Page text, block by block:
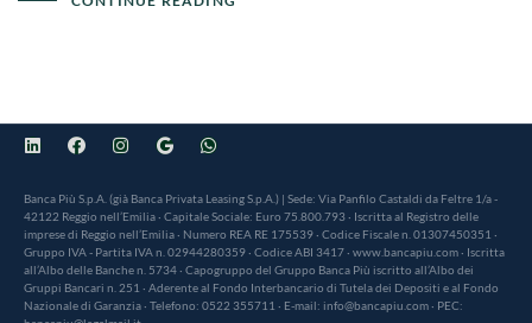
Banca Più S.p.A. (già Banca Privata Leasing S.p.A.) | Sede: Via Panfilo Castaldi da Feltre 1/a -
42122 Reggio nell’Emilia · Capitale Sociale: Euro 75.800.793 · Iscritta al Registro delle
imprese di Reggio nell’Emilia · Numero REA RE 175539 · Codice Fiscale n. 01307450351 ·
Gruppo IVA - Partita IVA n. 02944280359 · Codice ABI 3417 · www.bancapiu.com · Iscritta
all’Albo delle Banche n. 5734 · Capogruppo del Gruppo Banca Più iscritto all’Albo dei
Gruppi Bancari n. 251 · Aderente al Fondo Interbancario di Tutela dei Depositi e al Fondo
Nazionale di Garanzia · Telefono: 0522 355711 · E-mail: info@bancapiu.com · PEC: